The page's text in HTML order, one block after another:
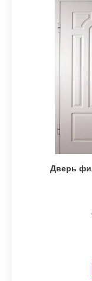
Дверь